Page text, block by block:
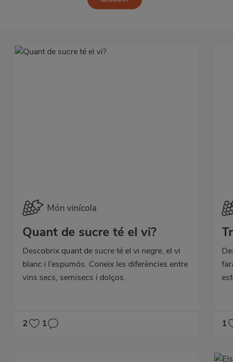
Món vinícola
Quant de sucre té el vi?
Descobrix quant de sucre té el vi negre, el vi
blanc i l’espumós. Coneix les diferències entre
vins secs, semisecs i dolços.
2 1 1